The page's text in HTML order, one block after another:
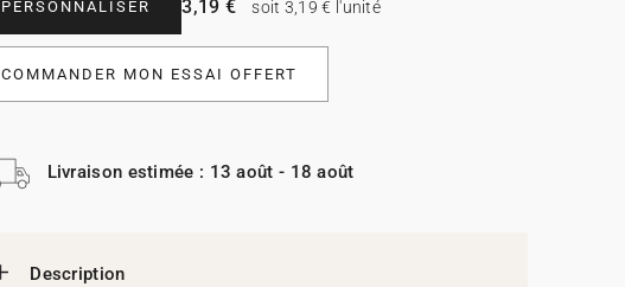
PERSONNALISER 3,19 € soit 3,19 € l'unité
COMMANDER MON ESSAI OFFERT
Livraison estimée : 13 août - 18 août
Description